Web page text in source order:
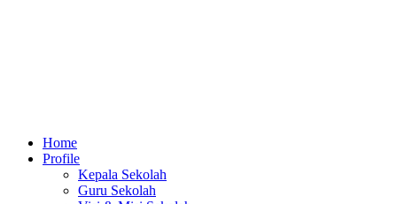
Home
Profile
Kepala Sekolah
Guru Sekolah